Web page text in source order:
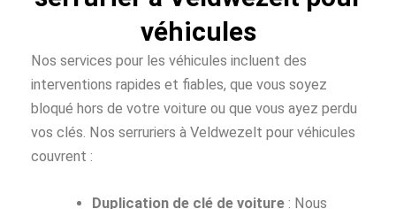
véhicules
Nos services pour les véhicules incluent des
interventions rapides et fiables, que vous soyez
bloqué hors de votre voiture ou que vous ayez perdu
vos clés. Nos serruriers à Veldwezelt pour véhicules
couvrent :
Duplication de clé de voiture : Nous